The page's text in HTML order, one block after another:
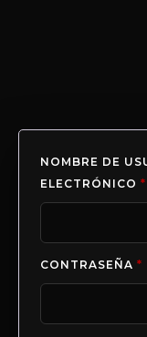
NOMBRE DE
ELECTRÓNICO *
CONTRASEÑA *